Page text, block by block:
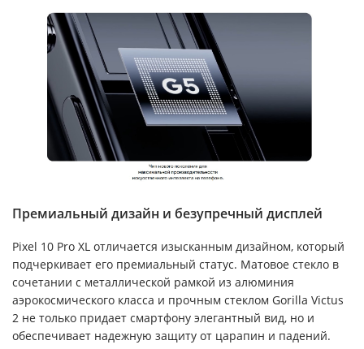
Премиальный дизайн и безупречный дисплей
Pixel 10 Pro XL отличается изысканным дизайном, который
подчеркивает его премиальный статус. Матовое стекло в
сочетании с металлической рамкой из алюминия
аэрокосмического класса и прочным стеклом Gorilla Victus
2 не только придает смартфону элегантный вид, но и
обеспечивает надежную защиту от царапин и падений.